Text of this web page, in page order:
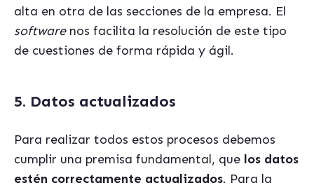
alta en otra de las secciones de la empresa. El
softwarenos facilita la resolución de este tipo
de cuestiones de forma rápida y ágil.
5. Datos actualizados
Para realizar todos estos procesos debemos
cumplir una premisa fundamental, que los datos
estén correctamente actualizados. Para la